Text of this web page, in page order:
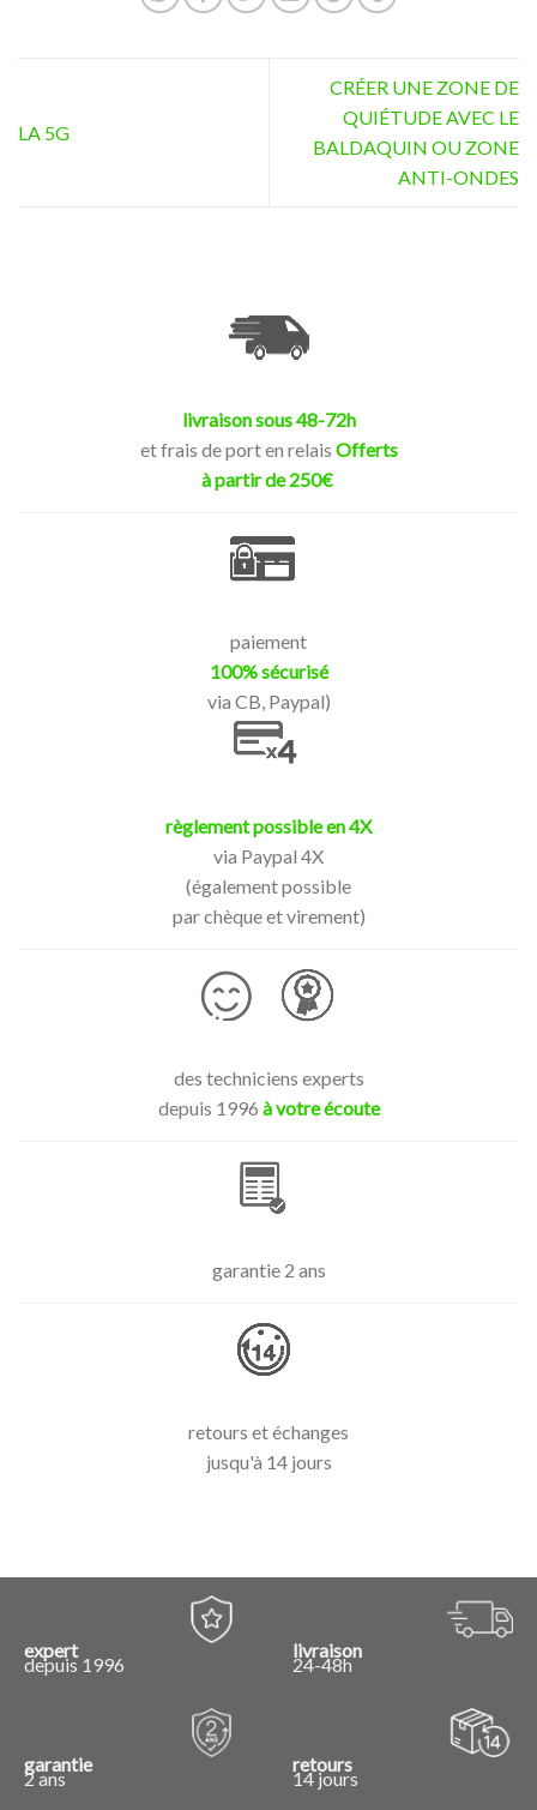
LA 5G
CRÉER UNE ZONE DE
QUIÉTUDE AVEC LE
BALDAQUIN OU ZONE
ANTI-ONDES
livraison sous 48-72h
et frais de port en relais Offerts
à partir de 250€
paiement
100% sécurisé
via CB, Paypal)
règlement possible en 4X
via Paypal 4X
(également possible
par chèque et virement)
des techniciens experts
depuis 1996 à votre écoute
garantie 2 ans
retours et échanges
jusqu'à 14 jours
expert
depuis 1996
livraison
24-48h
garantie
2 ans
retours
14 jours